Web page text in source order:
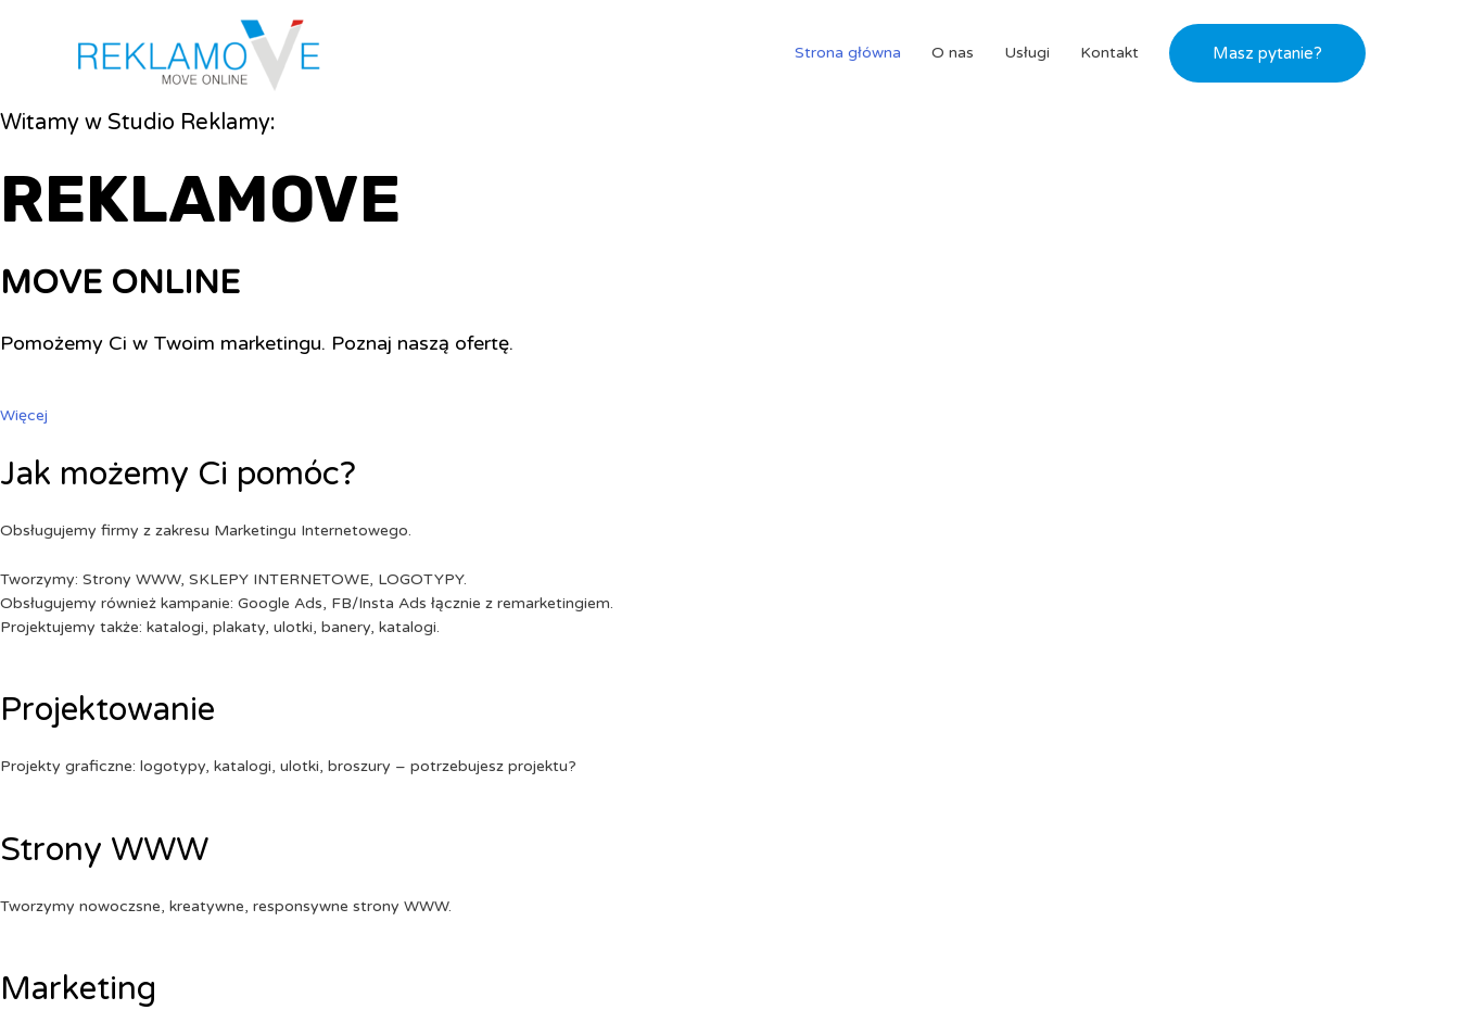
Strona główna O nas Usługi Kontakt Masz pytanie?
Witamy w Studio Reklamy:
REKLAMOVE
MOVE ONLINE
Pomożemy Ci w Twoim marketingu. Poznaj naszą ofertę.
Więcej
Jak możemy Ci pomóc?
Obsługujemy firmy z zakresu Marketingu Internetowego.
Tworzymy: Strony WWW, SKLEPY INTERNETOWE, LOGOTYPY.
Obsługujemy również kampanie: Google Ads, FB/Insta Ads łącznie z remarketingiem.
Projektujemy także: katalogi, plakaty, ulotki, banery, katalogi.
Projektowanie
Projekty graficzne: logotypy, katalogi, ulotki, broszury – potrzebujesz projektu?
Strony WWW
Tworzymy nowoczsne, kreatywne, responsywne strony WWW.
Marketing